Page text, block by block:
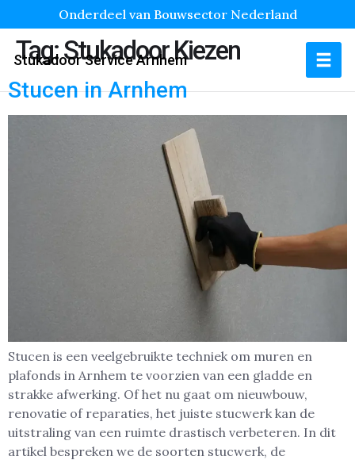
Onderdeel van Bouwsector Nederland
Stukadoor Service Arnhem
Tag:Stukadoor Kiezen
Stucen in Arnhem
Stucen is een veelgebruikte techniek om muren en
plafonds in Arnhem te voorzien van een gladde en
strakke afwerking. Of het nu gaat om nieuwbouw,
renovatie of reparaties, het juiste stucwerk kan de
uitstraling van een ruimte drastisch verbeteren. In dit
artikel bespreken we de soorten stucwerk, de